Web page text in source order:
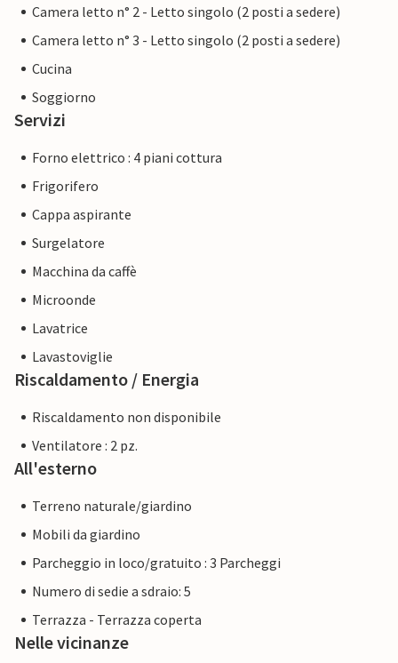
Camera letto n° 2 - Letto singolo (2 posti a sedere)
Camera letto n° 3 - Letto singolo (2 posti a sedere)
Cucina
Soggiorno
Servizi
Forno elettrico : 4 piani cottura
Frigorifero
Cappa aspirante
Surgelatore
Macchina da caffè
Microonde
Lavatrice
Lavastoviglie
Riscaldamento / Energia
Riscaldamento non disponibile
Ventilatore : 2 pz.
All'esterno
Terreno naturale/giardino
Mobili da giardino
Parcheggio in loco/gratuito : 3 Parcheggi
Numero di sedie a sdraio: 5
Terrazza - Terrazza coperta
Nelle vicinanze